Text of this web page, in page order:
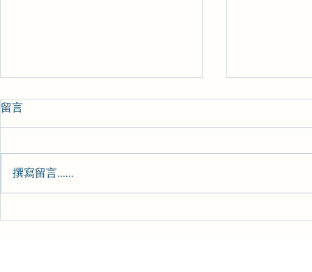
留言
撰寫留言......